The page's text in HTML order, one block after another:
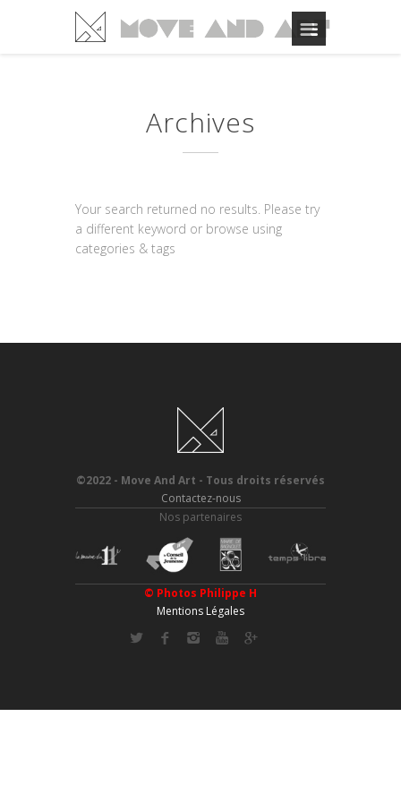
Archives
Your search returned no results. Please try
a different keyword or browse using
categories & tags
©2022 - Move And Art - Tous droits réservés
Contactez-nous
Nos partenaires
© Photos Philippe H
Mentions Légales